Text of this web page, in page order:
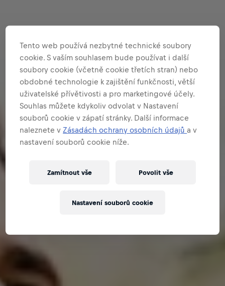
Tento web používá nezbytné technické soubory
cookie. S vaším souhlasem bude používat i další
soubory cookie (včetně cookie třetích stran) nebo
obdobné technologie k zajištění funkčnosti, větší
uživatelské přívětivosti a pro marketingové účely.
Souhlas můžete kdykoliv odvolat v Nastavení
souborů cookie v zápatí stránky. Další informace
naleznete v Zásadách ochrany osobních údajůa v
nastavení souborů cookie níže.
Zamítnout vše Povolit vše
Nastavení souborů cookie